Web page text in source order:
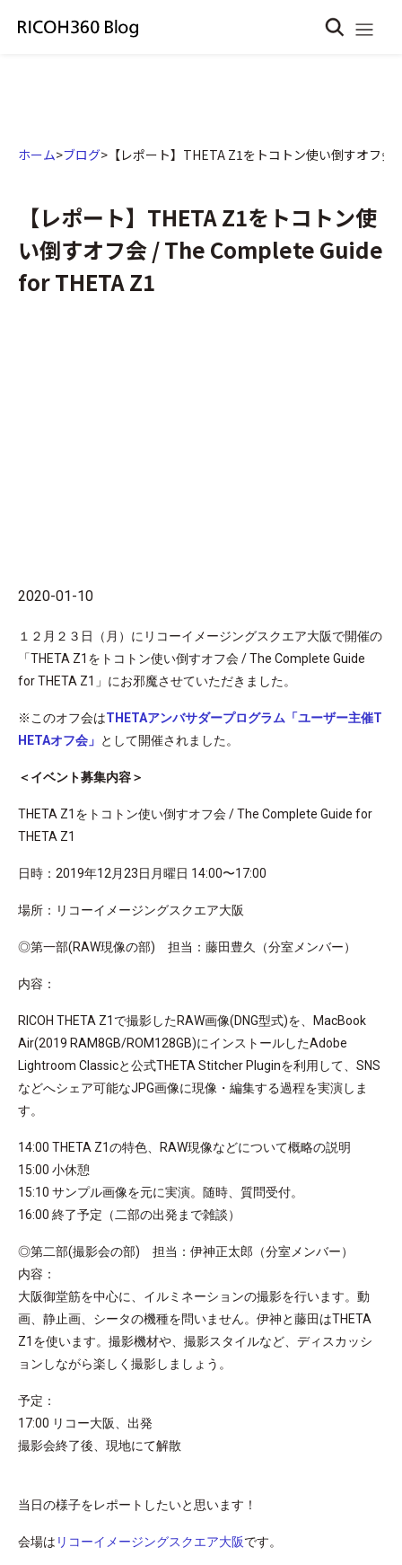
ホーム>ブログ> 【レポート】THETA Z1をトコトン使い倒すオフ
【レポート】THETA Z1をトコトン使
い倒すオフ会 / The Complete Guide
for THETA Z1
2020-01-10
１２月２３日（月）にリコーイメージングスクエア大阪で開催の
「THETA Z1をトコトン使い倒すオフ会 / The Complete Guide
for THETA Z1」にお邪魔させていただきました。
※このオフ会はTHETAアンバサダープログラム「ユーザー主催T
HETAオフ会」 として開催されました。
＜イベント募集内容＞
THETA Z1をトコトン使い倒すオフ会 / The Complete Guide for
THETA Z1
日時：2019年12月23日月曜日 14:00〜17:00
場所：リコーイメージングスクエア大阪
◎第一部(RAW現像の部) 担当：藤田豊久（分室メンバー）
内容：
RICOH THETA Z1で撮影したRAW画像(DNG型式)を、MacBook
Air(2019 RAM8GB/ROM128GB)にインストールしたAdobe
Lightroom Classicと公式THETA Stitcher Pluginを利用して、SNS
などへシェア可能なJPG画像に現像・編集する過程を実演しま
す。
14:00 THETA Z1の特色、RAW現像などについて概略の説明
15:00 小休憩
15:10 サンプル画像を元に実演。随時、質問受付。
16:00 終了予定（二部の出発まで雑談）
◎第二部(撮影会の部) 担当：伊神正太郎（分室メンバー）
内容：
大阪御堂筋を中心に、イルミネーションの撮影を行います。動
画、静止画、シータの機種を問いません。伊神と藤田はTHETA
Z1を使います。撮影機材や、撮影スタイルなど、ディスカッシ
ョンしながら楽しく撮影しましょう。
予定：
17:00 リコー大阪、出発
撮影会終了後、現地にて解散
当日の様子をレポートしたいと思います！
会場は リコーイメージングスクエア大阪です。